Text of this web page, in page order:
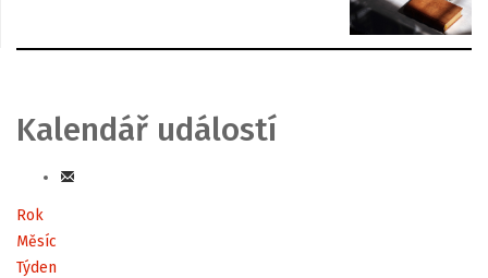
Kalendář událostí
Rok
Měsíc
Týden